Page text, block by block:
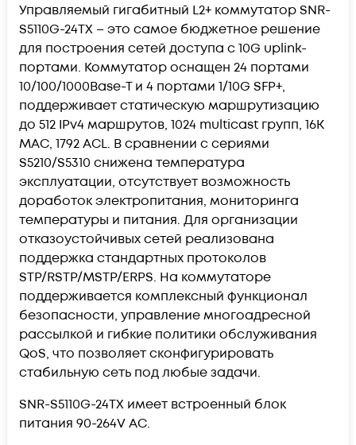
Управляемый гигабитный L2+ коммутатор SNR-
S5110G-24TX – это самое бюджетное решение
для построения сетей доступа c 10G uplink-
портами. Коммутатор оснащен 24 портами
10/100/1000Base-T и 4 портами 1/10G SFP+,
поддерживает статическую маршрутизацию
до 512 IPv4 маршрутов, 1024 multicast групп, 16K
MAC, 1792 ACL. В сравнении с сериями
S5210/S5310 снижена температура
эксплуатации, отсутствует возможность
доработок электропитания, мониторинга
температуры и питания. Для организации
отказоустойчивых сетей реализована
поддержка стандартных протоколов
STP/RSTP/MSTP/ERPS. На коммутаторе
поддерживается комплексный функционал
безопасности, управление многоадресной
рассылкой и гибкие политики обслуживания
QoS, что позволяет сконфигурировать
стабильную сеть под любые задачи.
SNR-S5110G-24TX имеет встроенный блок
питания 90-264V AC.